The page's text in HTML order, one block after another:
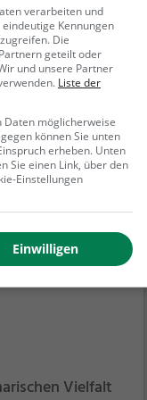
und fühlt sich
versetzt. Das
Getränken und
eine große
und
halal-,
im Spice
Hier treffen
und bieten
genieße eine
Vielfalt
verarbeiten und
Kennungen
Die
geteilt oder
und unsere Partner
Liste der
Daten möglicherweise
können Sie unten
erheben. Unten
Sie einen Link, über den
Einstellungen
Einwilligen